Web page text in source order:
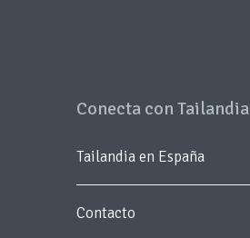
Conecta con Tailandia
Tailandia en España
Contacto